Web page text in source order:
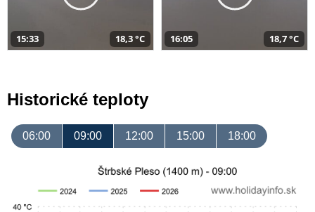
15:33 18,3 °C 16:05 18,7 °C
Historické teploty
06:00 09:00 12:00 15:00 18:00